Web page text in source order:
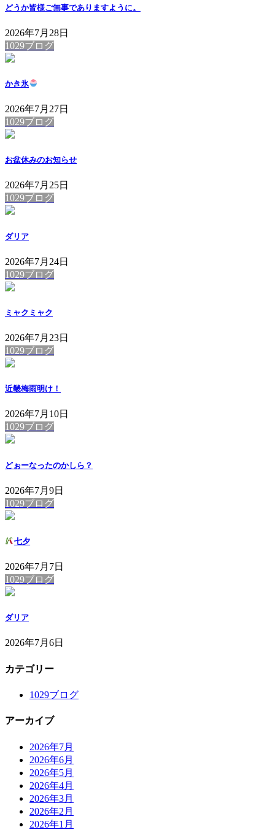
どうか皆様ご無事でありますように。
2026年7月28日
1029ブログ
かき氷
2026年7月27日
1029ブログ
お盆休みのお知らせ
2026年7月25日
1029ブログ
ダリア
2026年7月24日
1029ブログ
ミャクミャク
2026年7月23日
1029ブログ
近畿梅雨明け！
2026年7月10日
1029ブログ
どぉーなったのかしら？
2026年7月9日
1029ブログ
七夕
2026年7月7日
1029ブログ
ダリア
2026年7月6日
カテゴリー
1029ブログ
アーカイブ
2026年7月
2026年6月
2026年5月
2026年4月
2026年3月
2026年2月
2026年1月